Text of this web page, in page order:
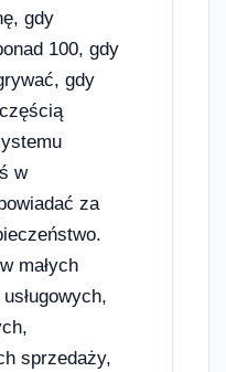
gdy
100, gdy
gdy
w
za
małych
sprzedaży,